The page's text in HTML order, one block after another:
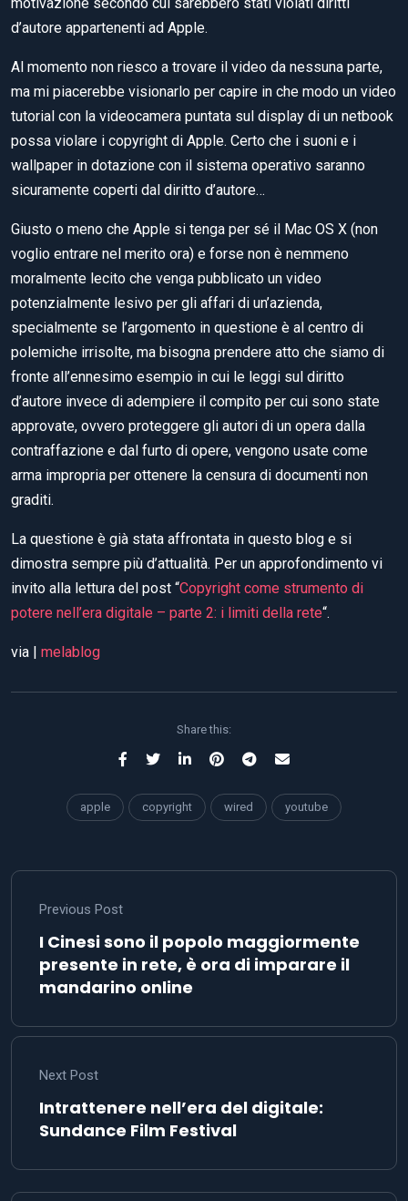
d’autore appartenenti ad Apple.
Al momento non riesco a trovare il video da nessuna parte,
ma mi piacerebbe visionarlo per capire in che modo un video
tutorial con la videocamera puntata sul display di un netbook
possa violare i copyright di Apple. Certo che i suoni e i
wallpaper in dotazione con il sistema operativo saranno
sicuramente coperti dal diritto d’autore…
Giusto o meno che Apple si tenga per sé il Mac OS X (non
voglio entrare nel merito ora) e forse non è nemmeno
moralmente lecito che venga pubblicato un video
potenzialmente lesivo per gli affari di un’azienda,
specialmente se l’argomento in questione è al centro di
polemiche irrisolte, ma bisogna prendere atto che siamo di
fronte all’ennesimo esempio in cui le leggi sul diritto
d’autore invece di adempiere il compito per cui sono state
approvate, ovvero proteggere gli autori di un opera dalla
contraffazione e dal furto di opere, vengono usate come
arma impropria per ottenere la censura di documenti non
graditi.
La questione è già stata affrontata in questo blog e si
dimostra sempre più d’attualità. Per un approfondimento vi
invito alla lettura del post “Copyright come strumento di
potere nell’era digitale – parte 2: i limiti della rete“.
via | melablog
Share this:
apple copyright wired youtube
Previous Post
I Cinesi sono il popolo maggiormente
presente in rete, è ora di imparare il
mandarino online
Next Post
Intrattenere nell’era del digitale:
Sundance Film Festival